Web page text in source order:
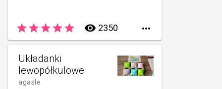
starstarstarstarstar remove_red_eye 2350 
Układanki
lewopółkulowe
agasle